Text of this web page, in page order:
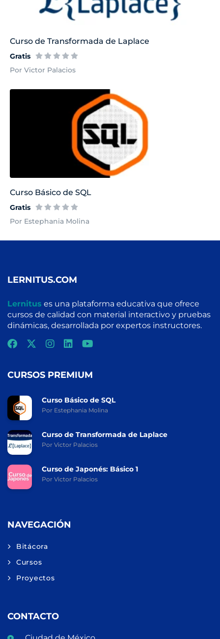
Curso de Transformada de Laplace
Gratis
Por Victor Palacios
Curso Básico de SQL
Gratis
Por Estephania Molina
LERNITUS.COM
Lernitus es una plataforma educativa que ofrece
cursos de calidad con material interactivo y pruebas
dinámicas, desarrollada por expertos instructores.
CURSOS PREMIUM
Curso Básico de SQL
Por Estephania Molina
Curso de Transformada de Laplace
Por Victor Palacios
Curso de Japonés: Básico 1
Por Victor Palacios
NAVEGACIÓN
Bitácora
Cursos
Proyectos
CONTACTO